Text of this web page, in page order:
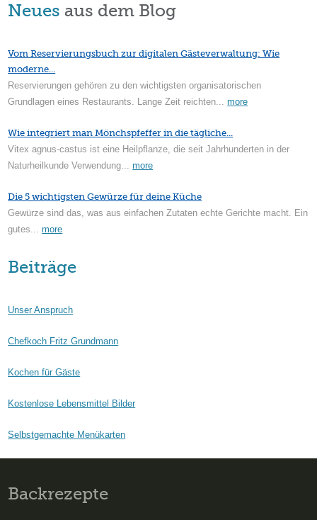
Neues aus dem Blog
Vom Reservierungsbuch zur digitalen Gästeverwaltung: Wie
moderne...
Reservierungen gehören zu den wichtigsten organisatorischen
Grundlagen eines Restaurants. Lange Zeit reichten...more
Wie integriert man Mönchspfeffer in die tägliche...
Vitex agnus-castus ist eine Heilpflanze, die seit Jahrhunderten in der
Naturheilkunde Verwendung...more
Die 5 wichtigsten Gewürze für deine Küche
Gewürze sind das, was aus einfachen Zutaten echte Gerichte macht. Ein
gutes...more
Beiträge
Unser Anspruch
Chefkoch Fritz Grundmann
Kochen für Gäste
Kostenlose Lebensmittel Bilder
Selbstgemachte Menükarten
Backrezepte